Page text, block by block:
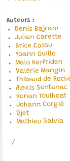
Auteurs
Denis Bajram
Julien Carette
Brice Cossu
Yoann Guillo
Malo Kerfriden
Valérie Mangin
Thibaud de
Alexis Sentenac
Ronan Toulhoat
Johann Corgié
Djet
Mathieu Salvia